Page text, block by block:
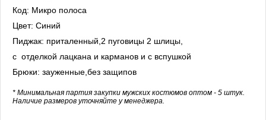
Код: Микро полоса
Цвет: Синий
Пиджак: приталенный,2 пуговицы 2 шлицы,
с отделкой лацкана и карманов и с вспушкой
Брюки: зауженные,без защипов
* Минимальная партия закупки мужских костюмов оптом - 5 штук.
Наличие размеров уточняйте у менеджера.